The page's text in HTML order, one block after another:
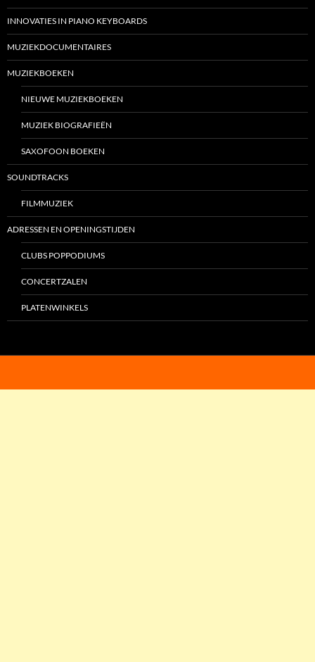
INNOVATIES IN PIANO KEYBOARDS
MUZIEKDOCUMENTAIRES
MUZIEKBOEKEN
NIEUWE MUZIEKBOEKEN
MUZIEK BIOGRAFIEËN
SAXOFOON BOEKEN
SOUNDTRACKS
FILMMUZIEK
ADRESSEN EN OPENINGSTIJDEN
CLUBS POPPODIUMS
CONCERTZALEN
PLATENWINKELS